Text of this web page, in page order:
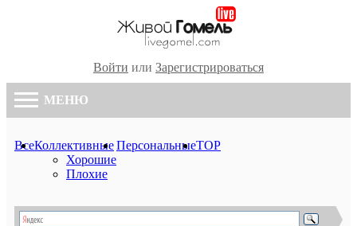
Войти или Зарегистрироваться
МЕНЮ
ВсеКоллективные
Хорошие
Плохие
ПерсональныеTOP